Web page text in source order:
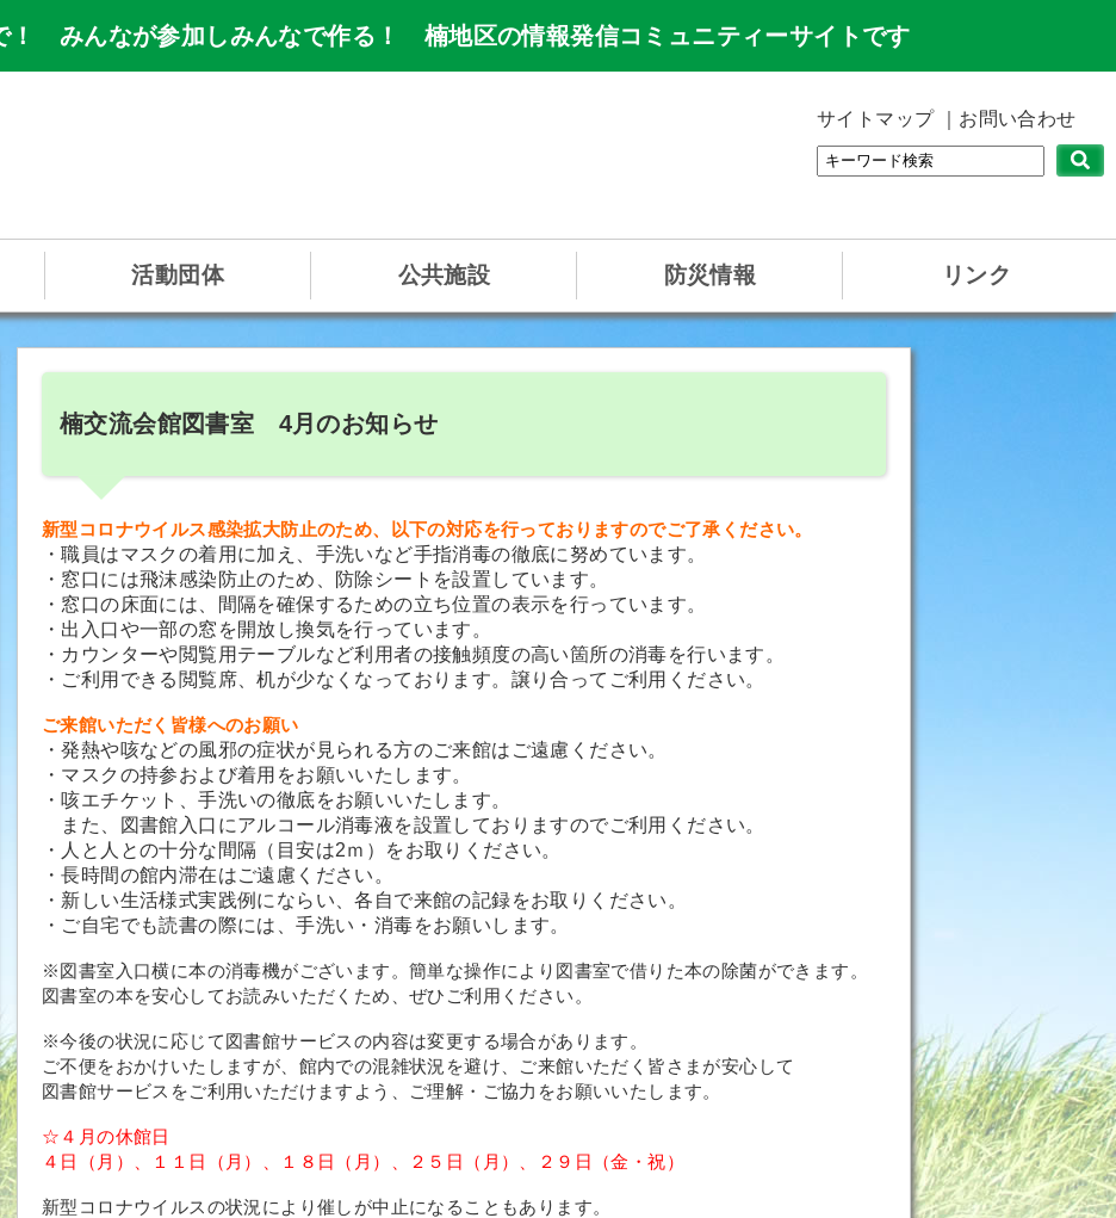
！ みんなが参加しみんなで作る！ 楠地区の情報発信コミュニティーサイトです
サイトマップ お問い合わせ
活動団体 公共施設 防災情報 リンク
楠交流会館図書室 4月のお知らせ
新型コロナウイルス感染拡大防止のため、以下の対応を行っておりますのでご了承ください。
・職員はマスクの着用に加え、手洗いなど手指消毒の徹底に努めています。
・窓口には飛沫感染防止のため、防除シートを設置しています。
・窓口の床面には、間隔を確保するための立ち位置の表示を行っています。
・出入口や一部の窓を開放し換気を行っています。
・カウンターや閲覧用テーブルなど利用者の接触頻度の高い箇所の消毒を行います。
・ご利用できる閲覧席、机が少なくなっております。譲り合ってご利用ください。
ご来館いただく皆様へのお願い
・発熱や咳などの風邪の症状が見られる方のご来館はご遠慮ください。
・マスクの持参および着用をお願いいたします。
・咳エチケット、手洗いの徹底をお願いいたします。
また、図書館入口にアルコール消毒液を設置しておりますのでご利用ください。
・人と人との十分な間隔（目安は2ｍ）をお取りください。
・長時間の館内滞在はご遠慮ください。
・新しい生活様式実践例にならい、各自で来館の記録をお取りください。
・ご自宅でも読書の際には、手洗い・消毒をお願いします。
※図書室入口横に本の消毒機がございます。簡単な操作により図書室で借りた本の除菌ができます。
図書室の本を安心してお読みいただくため、ぜひご利用ください。
※今後の状況に応じて図書館サービスの内容は変更する場合があります。
ご不便をおかけいたしますが、館内での混雑状況を避け、ご来館いただく皆さまが安心して
図書館サービスをご利用いただけますよう、ご理解・ご協力をお願いいたします。
☆４月の休館日
４日（月）、１１日（月）、１８日（月）、２５日（月）、２９日（金・祝）
新型コロナウイルスの状況により催しが中止になることもあります。